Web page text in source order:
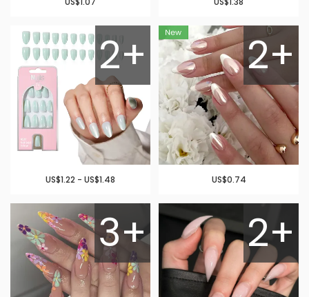
2+
US$0.74
2+
US$1.22 - US$1.48
2+
3+